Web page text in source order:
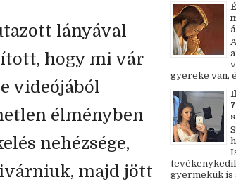
lányával
hogy mi vár
videójából
élményben
nehézsége,
majd jött
gyereke van,
gyermekük is